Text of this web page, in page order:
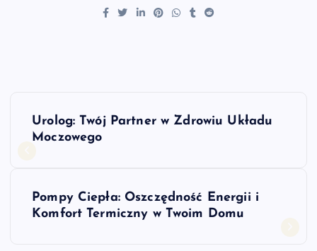
NUrolog: Twój Partner w Zdrowiu Układu
Moczowego
Pompy Ciepła: Oszczędność Energii i
Komfort Termiczny w Twoim Domu